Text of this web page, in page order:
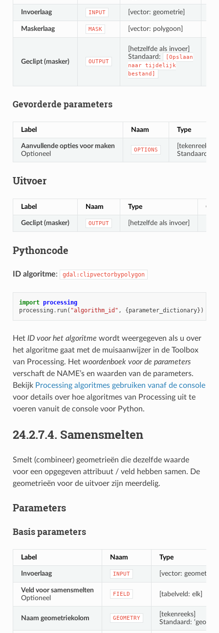
Invoerlaag INPUT [vector: geometrie]
Maskerlaag MASK [vector: polygoon]
Geclipt (masker) OUTPUT
[hetzelfde als invoer]
Standaard:
[Opslaan
naar tijdelijk
bestand]
Gevorderde parameters
Label Naam Type
Aanvullende opties voor maken
Optioneel
OPTIONS
[tekenreeks]
Standaard:
Uitvoer
Label Naam Type
Geclipt (masker) OUTPUT [hetzelfde als invoer]
Pythoncode
ID algoritme: gdal:clipvectorbypolygon
import processing
processing . run( "algorithm_id" , {parameter_dictionary})
Het ID voor het algoritme wordt weergegeven als u over
het algoritme gaat met de muisaanwijzer in de Toolbox
van Processing. Het woordenboek voor de parameters
verschaft de NAME’s en waarden van de parameters.
Bekijk Processing algoritmes gebruiken vanaf de console
voor details over hoe algoritmes van Processing uit te
voeren vanuit de console voor Python.
24.2.7.4. Samensmelten
Smelt (combineer) geometrieën die dezelfde waarde
voor een opgegeven attribuut / veld hebben samen. De
geometrieën voor de uitvoer zijn meerdelig.
Parameters
Basis parameters
Label Naam Type
Invoerlaag INPUT [vector: geometrie]
Veld voor samensmelten
Optioneel
FIELD [tabelveld: elk]
Naam geometriekolom GEOMETRY
[tekenreeks]
Standaard: